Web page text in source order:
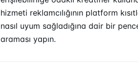
hizmeti reklamcılığının platform
nasıl uyum sağladığına dair bir
araması yapın.